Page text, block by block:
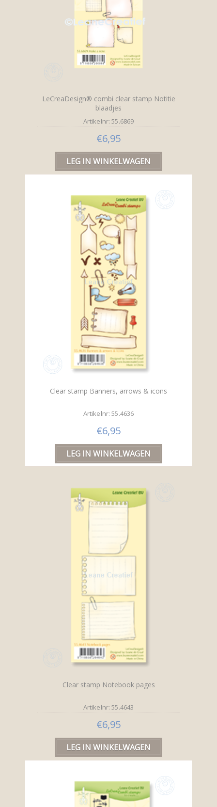
LeCreaDesign® combi clear stamp Notitie
blaadjes
Artikelnr: 55.6869
€6,95
Clear stamp Banners, arrows & icons
Artikelnr: 55.4636
€6,95
Clear stamp Notebook pages
Artikelnr: 55.4643
€6,95